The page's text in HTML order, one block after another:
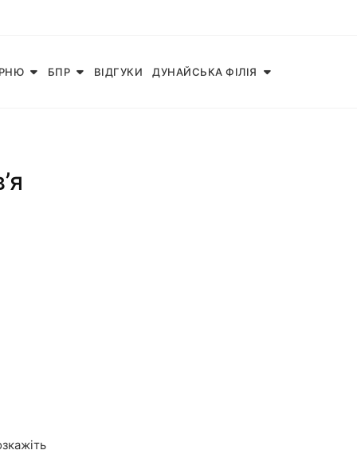
БПР ВІДГУКИ ДУНАЙСЬКА ФІЛІЯ